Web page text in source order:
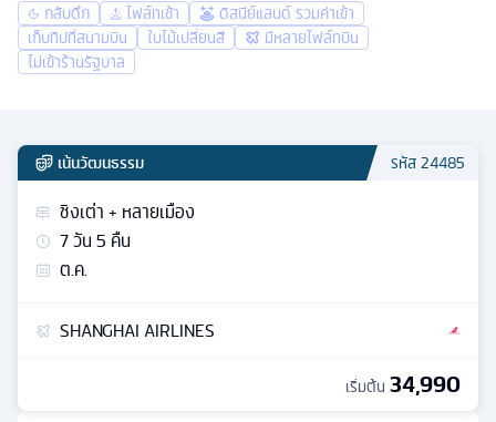
กลับดึก ไฟล์ทเช้า
ดิสนีย์แลนด์ รวมค่าเข้า
เก็บทิปที่สนามบิน
ใบไม้เปลี่ยนสี
มีหลายไฟล์ทบิน
ไม่เข้าร้านรัฐบาล
เน้นวัฒนธรรม รหัส24485
ชิงเต่า + หลายเมือง
7วัน5 คืน
ต.ค.
SHANGHAI AIRLINES
เริ่มต้น 34,990